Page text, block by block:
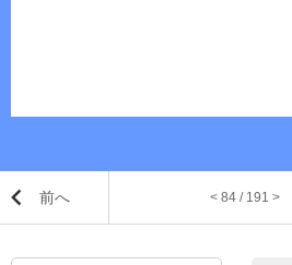
前へ < 84 / 191 >